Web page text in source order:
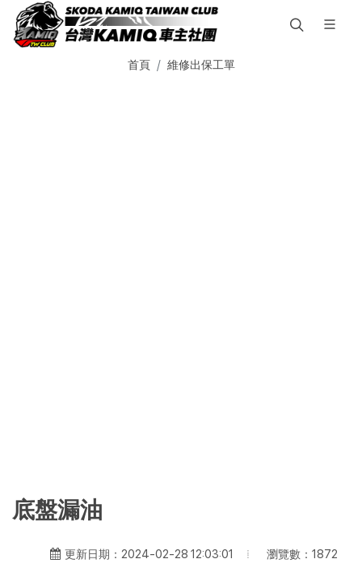
首頁 維修出保工單
底盤漏油
更新日期：2024-02-28 12:03:01 瀏覽數：1872